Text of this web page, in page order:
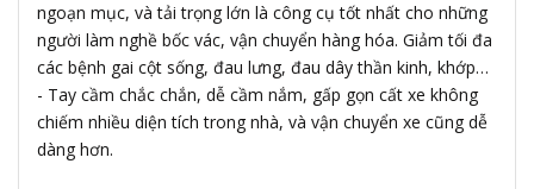
ngoạn mục, và tải trọng lớn là công cụ tốt nhất cho những
người làm nghề bốc vác, vận chuyển hàng hóa. Giảm tối đa
các bệnh gai cột sống, đau lưng, đau dây thần kinh, khớp…
- Tay cầm chắc chắn, dễ cầm nắm, gấp gọn cất xe không
chiếm nhiều diện tích trong nhà, và vận chuyển xe cũng dễ
dàng hơn.